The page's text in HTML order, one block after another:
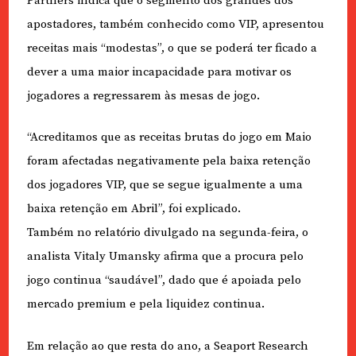
apostadores, também conhecido como VIP, apresentou
receitas mais “modestas”, o que se poderá ter ficado a
dever a uma maior incapacidade para motivar os
jogadores a regressarem às mesas de jogo.
“Acreditamos que as receitas brutas do jogo em Maio
foram afectadas negativamente pela baixa retenção
dos jogadores VIP, que se segue igualmente a uma
baixa retenção em Abril”, foi explicado.
Também no relatório divulgado na segunda-feira, o
analista Vitaly Umansky afirma que a procura pelo
jogo continua “saudável”, dado que é apoiada pelo
mercado premium e pela liquidez continua.
Em relação ao que resta do ano, a Seaport Research